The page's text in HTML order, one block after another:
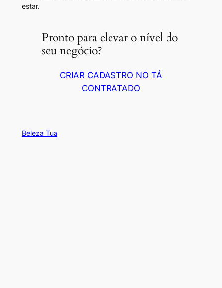
estar.
Pronto para elevar o nível do
seu negócio?
CRIAR CADASTRO NO TÁ
CONTRATADO
Beleza Tua